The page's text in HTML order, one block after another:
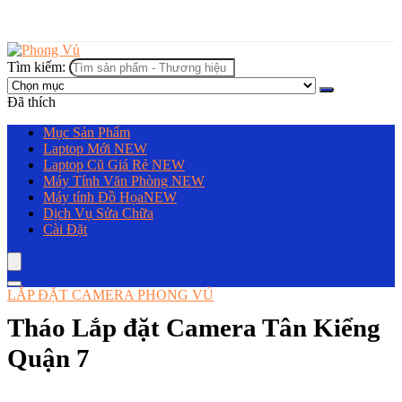
Tìm kiếm:
Đã thích
Mục Sản Phẩm
Laptop Mới NEW
Laptop Cũ Giá Rẻ NEW
Máy Tính Văn Phòng NEW
Máy tính Đồ HọaNEW
Dịch Vụ Sửa Chữa
Cài Đặt
LẮP ĐẶT CAMERA PHONG VỦ
Tháo Lắp đặt Camera Tân Kiểng
Quận 7